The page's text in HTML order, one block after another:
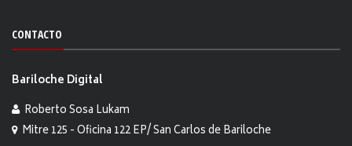
CONTACTO
Bariloche Digital
Roberto Sosa Lukam
Mitre 125 - Oficina 122 EP/ San Carlos de Bariloche